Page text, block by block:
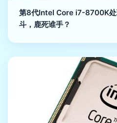
第8代Intel Core i7-8700K处
斗，鹿死谁手？